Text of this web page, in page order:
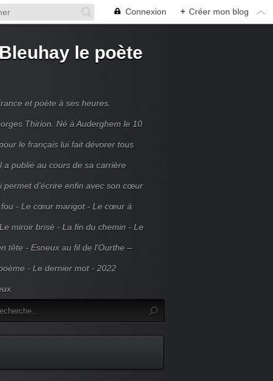
Connexion + Créer mon blog
le poète
et poète à ses heures.
Thirion. Né à Auderghem le 10
le français lui fait dévorer tous
a publié au cours de sa carrière
permet d’écrire enfin avec son cœur
- Le cœur marigot - Le cœur à
miroir brisé - La fin du chemin - Le
tête - Esneux au fil de l'Ourthe –
- Le dernier mot - 2022